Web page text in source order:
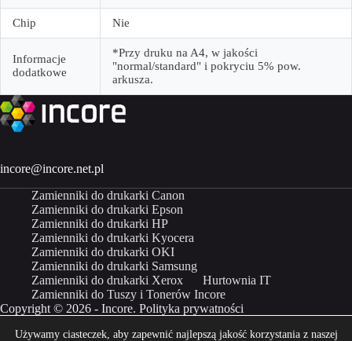
Chip Nie
Informacje
dodatkowe
*Przy druku na A4, w jakości
"normal/standard" i pokryciu 5% pow.
arkusza.
incore@incore.net.pl
Zamienniki do drukarki Canon
Zamienniki do drukarki Epson
Zamienniki do drukarki HP
Zamienniki do drukarki Kyocera
Zamienniki do drukarki OKI
Zamienniki do drukarki Samsung
Zamienniki do drukarki Xerox
Hurtownia IT
Zamienniki do Tuszy i Tonerów Incore
Copyright © 2026 - Incore. Polityka prywatności
Właścicielem marki Incore jest Incom Group SA
Używamy ciasteczek, aby zapewnić najlepszą jakość korzystania z naszej